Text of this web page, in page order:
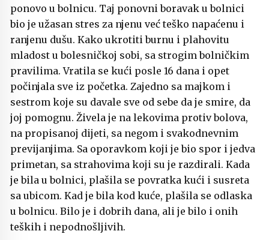
ponovo u bolnicu. Taj ponovni boravak u bolnici
bio je užasan stres za njenu već teško napaćenu i
ranjenu dušu. Kako ukrotiti burnu i plahovitu
mladost u bolesničkoj sobi, sa strogim bolničkim
pravilima. Vratila se kući posle 16 dana i opet
počinjala sve iz početka. Zajedno sa majkom i
sestrom koje su davale sve od sebe da je smire, da
joj pomognu. Živela je na lekovima protiv bolova,
na propisanoj dijeti, sa negom i svakodnevnim
previjanjima. Sa oporavkom koji je bio spor i jedva
primetan, sa strahovima koji su je razdirali. Kada
je bila u bolnici, plašila se povratka kući i susreta
sa ubicom. Kad je bila kod kuće, plašila se odlaska
u bolnicu. Bilo je i dobrih dana, ali je bilo i onih
teških i nepodnošljivih.